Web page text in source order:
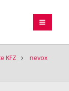
KFZ nevox